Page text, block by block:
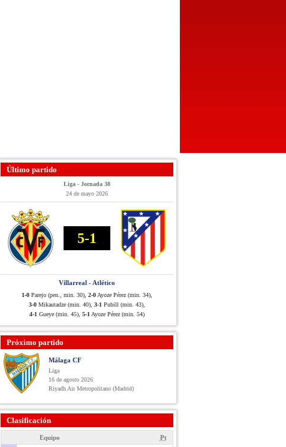
Último partido
Liga - Jornada 38
24 de mayo 2026
5-1
Villarreal - Atlético
1-0 Parejo (pen., min. 30), 2-0 Ayoze Pérez (min. 34),
3-0 Mikautadze (min. 40), 3-1 Pubill (min. 43),
4-1 Gueye (min. 45), 5-1 Ayoze Pérez (min. 54)
Próximo partido
Málaga CF
Liga
16 de agosto 2026
Riyadh Air Metropolitano (Madrid)
Clasificación
Equipo Pt